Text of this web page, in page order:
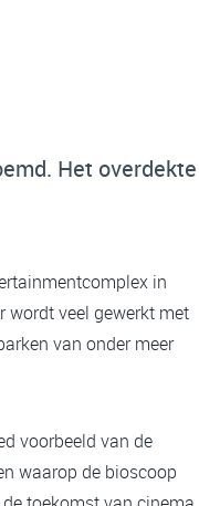
Het overdekte
in
wordt veel gewerkt met
van onder meer
voorbeeld van de
waarop de bioscoop